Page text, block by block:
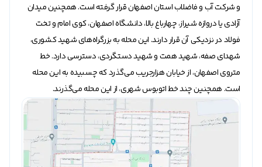
و شرکت آب و فاضلاب استان اصفهان قرار گرفته است. همچنین میدان
آزادی یا دروازه شیراز، چهارباغ بالا، دانشگاه اصفهان، کوی امام و تخت
فولاد در نزدیکی آن قرار دارند. این محله به بزرگراه‌های شهید کشوری،
شهدای صفه، شهید همت و شهید دستگردی، دسترسی دارد. خط
متروی اصفهان، از خیابان هزارجریب می‌گذرد که چسبیده به این محله
است. همچنین چند خط اتوبوس شهری، از این محله می‌گذرند.